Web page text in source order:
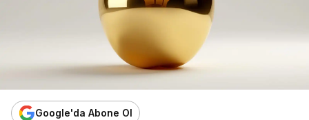
Google'da Abone Ol